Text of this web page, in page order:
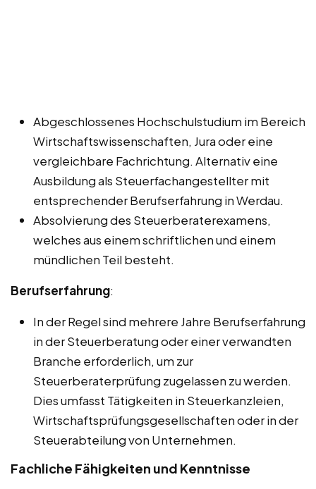
Abgeschlossenes Hochschulstudium im Bereich
Wirtschaftswissenschaften, Jura oder eine
vergleichbare Fachrichtung. Alternativ eine
Ausbildung als Steuerfachangestellter mit
entsprechender Berufserfahrung in Werdau.
Absolvierung des Steuerberaterexamens,
welches aus einem schriftlichen und einem
mündlichen Teil besteht.
Berufserfahrung:
In der Regel sind mehrere Jahre Berufserfahrung
in der Steuerberatung oder einer verwandten
Branche erforderlich, um zur
Steuerberaterprüfung zugelassen zu werden.
Dies umfasst Tätigkeiten in Steuerkanzleien,
Wirtschaftsprüfungsgesellschaften oder in der
Steuerabteilung von Unternehmen.
Fachliche Fähigkeiten und Kenntnisse